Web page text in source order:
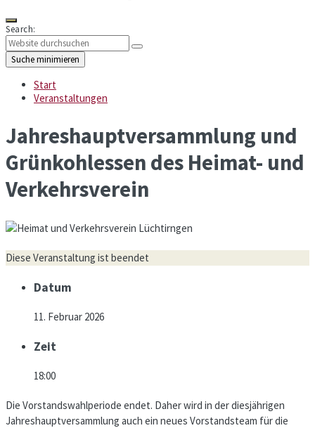
Search:
Suche minimieren
Start
Veranstaltungen
Jahreshauptversammlung und
Grünkohlessen des Heimat- und
Verkehrsverein
Diese Veranstaltung ist beendet
Datum
11. Februar 2026
Zeit
18:00
Die Vorstandswahlperiode endet. Daher wird in der diesjährigen
Jahreshauptversammlung auch ein neues Vorstandsteam für die